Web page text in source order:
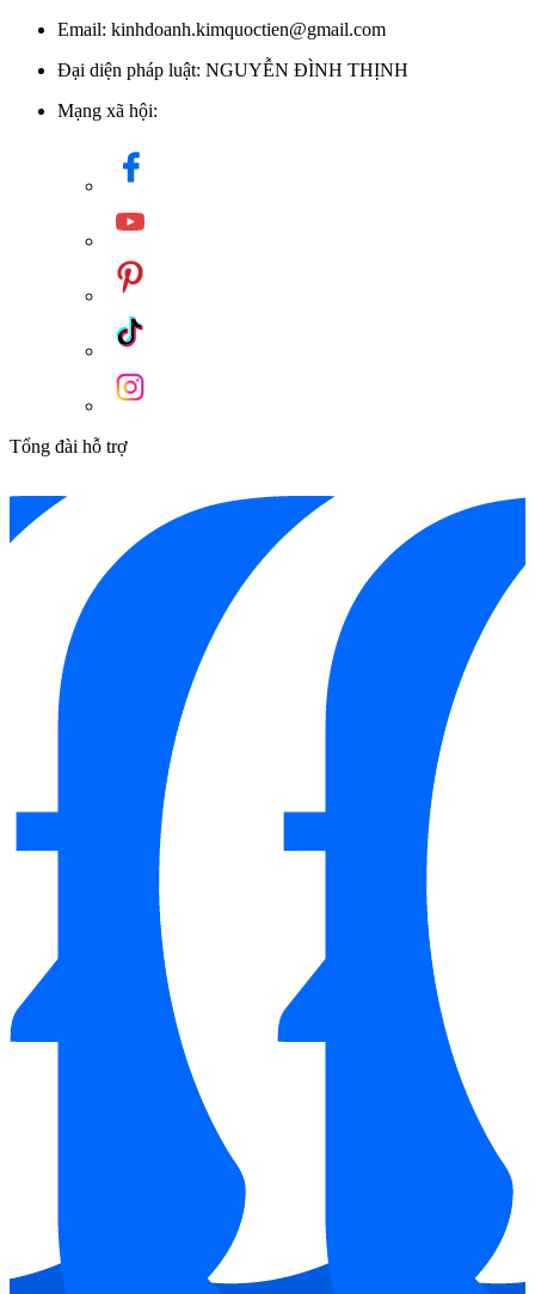
Email: kinhdoanh.kimquoctien@gmail.com
Đại diện pháp luật: NGUYỄN ĐÌNH THỊNH
Mạng xã hội:
Tổng đài hỗ trợ